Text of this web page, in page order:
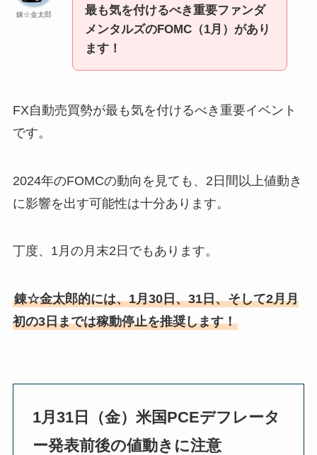
錬☆金太郎
最も気を付けるべき重要ファンダ
メンタルズのFOMC（1月）があり
ます！
FX自動売買勢が最も気を付けるべき重要イベント
です。
2024年のFOMCの動向を見ても、2日間以上値動き
に影響を出す可能性は十分あります。
丁度、1月の月末2日でもあります。
錬☆金太郎的には、1月30日、31日、そして2月月
初の3日までは稼動停止を推奨します！
1月31日（金）米国PCEデフレータ
ー発表前後の値動きに注意